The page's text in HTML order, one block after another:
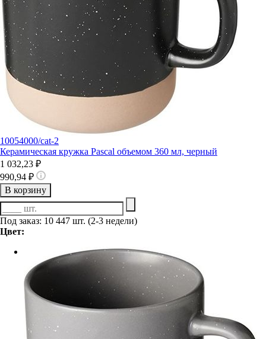
10054000/cat-2
Керамическая кружка Pascal объемом 360 мл, черный
1 032,23 ₽
990,94 ₽
В корзину
Под заказ: 10 447 шт. (2-3 недели)
Цвет: